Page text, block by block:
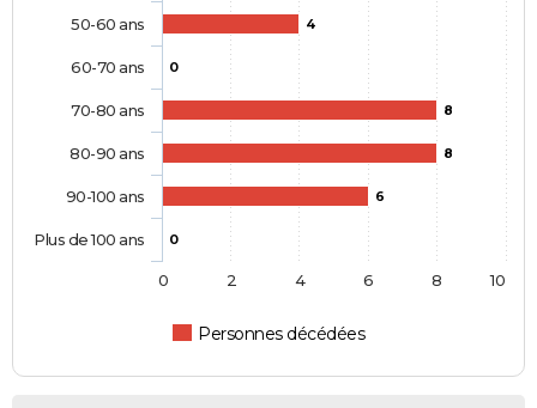
4
0
8
8
6
0
Personnes décédées
50-60 ans
60-70 ans
70-80 ans
80-90 ans
90-100 ans
Plus de 100 ans
0 2 4 6 8 10